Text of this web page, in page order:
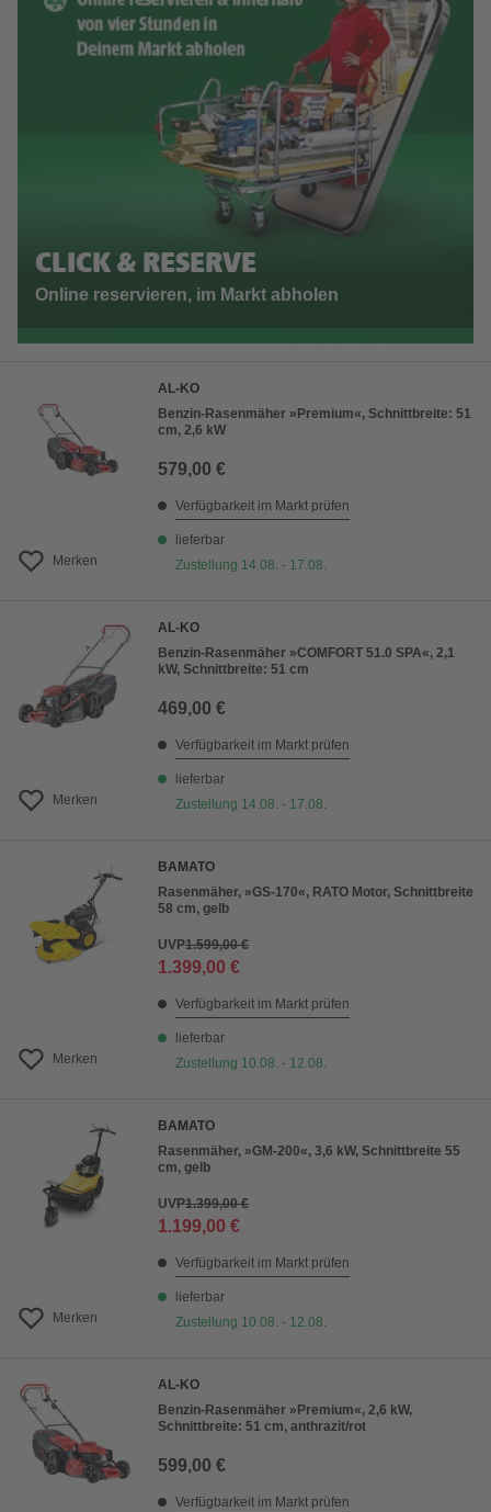
CLICK & RESERVE
Online reservieren, im Markt abholen
Merken
AL-KO
Benzin-Rasenmäher »Premium«, Schnittbreite: 51
cm, 2,6 kW
579,00 €
Verfügbarkeit im Markt prüfen
lieferbar
Zustellung 14.08. - 17.08.
Merken
AL-KO
Benzin-Rasenmäher »COMFORT 51.0 SPA«, 2,1
kW, Schnittbreite: 51 cm
469,00 €
Verfügbarkeit im Markt prüfen
lieferbar
Zustellung 14.08. - 17.08.
Merken
BAMATO
Rasenmäher, »GS-170«, RATO Motor, Schnittbreite
58 cm, gelb
UVP1.599,00 €
1.399,00 €
Verfügbarkeit im Markt prüfen
lieferbar
Zustellung 10.08. - 12.08.
Merken
BAMATO
Rasenmäher, »GM-200«, 3,6 kW, Schnittbreite 55
cm, gelb
UVP1.399,00 €
1.199,00 €
Verfügbarkeit im Markt prüfen
lieferbar
Zustellung 10.08. - 12.08.
AL-KO
Benzin-Rasenmäher »Premium«, 2,6 kW,
Schnittbreite: 51 cm, anthrazit/rot
599,00 €
Verfügbarkeit im Markt prüfen